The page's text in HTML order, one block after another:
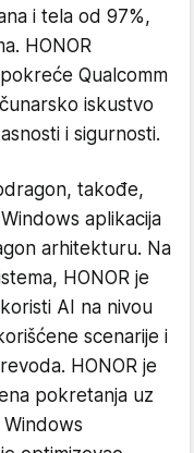
i tela od 97%,
HONOR
Qualcomm
iskustvo
i sigurnosti.
takođe,
aplikacija
arhitekturu. Na
HONOR je
AI na nivou
scenarije i
HONOR je
pokretanja uz